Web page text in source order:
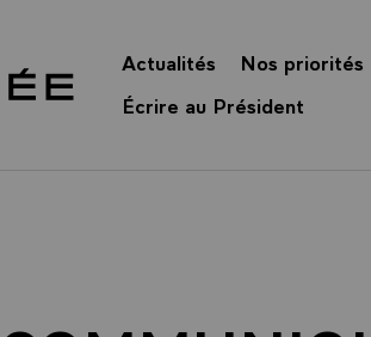
Actualités Nos priorités
Écrire au Président